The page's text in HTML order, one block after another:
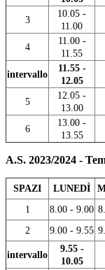
3
10.05 -
11.00
4
11.00 -
11.55
intervallo
11.55 -
12.05
5
12.05 -
13.00
6
13.00 -
13.55
A.S. 2023/2024 -
SPAZI LUNEDÌ
1
8.00 - 9.00
2
9.00 - 9.55
intervallo
9.55 -
10.05